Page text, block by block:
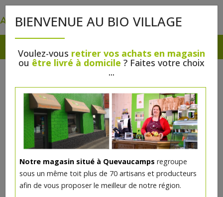
BIENVENUE AU BIO VILLAGE
Voulez-vous retirer vos achats en magasin
ou être livré à domicile ? Faites votre choix
...
Notre magasin situé à Quevaucamps regroupe
sous un même toit plus de 70 artisans et producteurs
afin de vous proposer le meilleur de notre région.
Vernis à ongles Pourpre 7ml
Avril